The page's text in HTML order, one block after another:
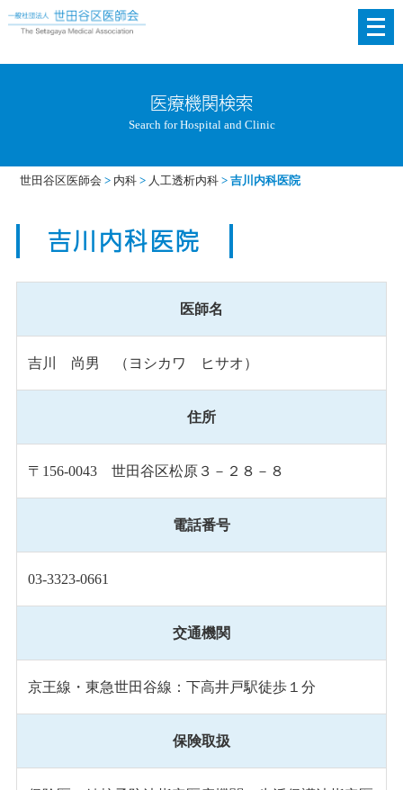
メ
ニ
く
医療機関検索
Search for Hospital and Clinic
世田谷区医師会 > 内科 > 人工透析内科 >吉川内科医院
吉川内科医院
医師名
吉川 尚男 （ヨシカワ ヒサオ）
住所
〒156-0043 世田谷区松原３－２８－８
電話番号
03-3323-0661
交通機関
京王線・東急世田谷線：下高井戸駅徒歩１分
保険取扱